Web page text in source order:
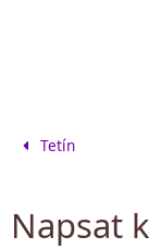
Tetín
Napsat